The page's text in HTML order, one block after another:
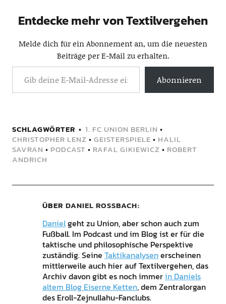
Entdecke mehr von Textilvergehen
Melde dich für ein Abonnement an, um die neuesten
Beiträge per E-Mail zu erhalten.
Abonnieren
SCHLAGWÖRTER 1. FC UNION BERLIN •
CHRISTOPHER LENZ • GEISTERSPIELE • HALIL
SAVRAN • PODCAST • RAFAL GIKIEWICZ • ROBERT
ANDRICH
ÜBER DANIEL ROSSBACH
Danielgeht zu Union, aber schon auch zum
Fußball. Im Podcast und im Blog ist er für die
taktische und philosophische Perspektive
zuständig. Seine Taktikanalysenerscheinen
mittlerweile auch hier auf Textilvergehen, das
Archiv davon gibt es noch immerin Daniels
altem Blog Eiserne Ketten, dem Zentralorgan
des Eroll-Zejnullahu-Fanclubs.